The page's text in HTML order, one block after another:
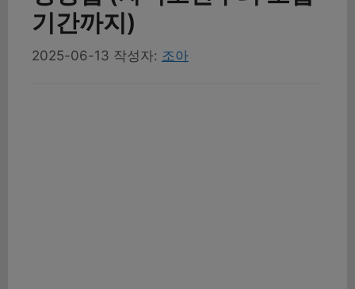
기간까지)
2025-06-13 작성자: 조아